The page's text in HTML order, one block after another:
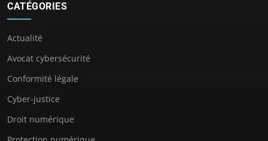
CATÉGORIES
Actualité
Avocat cybersécurité
Conformité légale
Cyber-justice
Droit numérique